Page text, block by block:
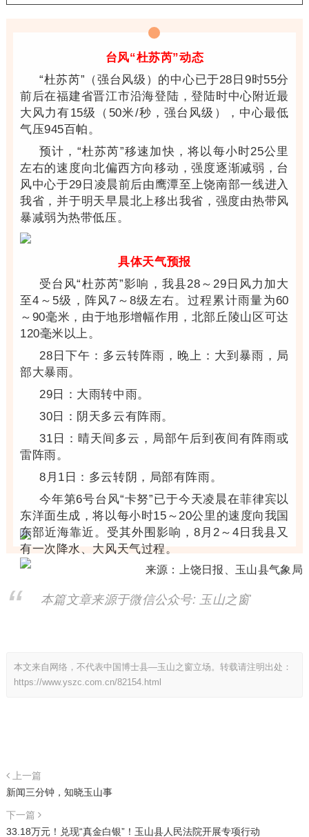
台风“杜苏芮”动态
“杜苏芮”（强台风级）的中心已于28日9时55分
前后在福建省晋江市沿海登陆，登陆时中心附近最
大风力有15级（50米/秒，强台风级），中心最低
气压945百帕。
预计，“杜苏芮”移速加快，将以每小时25公里
左右的速度向北偏西方向移动，强度逐渐减弱，台
风中心于29日凌晨前后由鹰潭至上饶南部一线进入
我省，并于明天早晨北上移出我省，强度由热带风
暴减弱为热带低压。
具体天气预报
受台风“杜苏芮”影响，我县28～29日风力加大
至4～5级，阵风7～8级左右。过程累计雨量为60
～90毫米，由于地形增幅作用，北部丘陵山区可达
120毫米以上。
28日下午：多云转阵雨，晚上：大到暴雨，局
部大暴雨。
29日：大雨转中雨。
30日：阴天多云有阵雨。
31日：晴天间多云，局部午后到夜间有阵雨或
雷阵雨。
8月1日：多云转阴，局部有阵雨。
今年第6号台风“卡努”已于今天凌晨在菲律宾以
东洋面生成，将以每小时15～20公里的速度向我国
东部近海靠近。受其外围影响，8月2～4日我县又
有一次降水、大风天气过程。
来源：上饶日报、玉山县气象局
本篇文章来源于微信公众号: 玉山之窗
本文来自网络，不代表中国博士县—玉山之窗立场。转载请注明出处：
https://www.yszc.com.cn/82154.html
上一篇
​​新闻三分钟，知晓玉山事
下一篇
33.18万元！兑现“真金白银”！玉山县人民法院开展专项行动